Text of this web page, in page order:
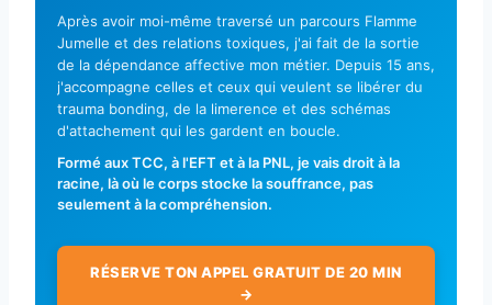
Après avoir moi-même traversé un parcours Flamme
Jumelle et des relations toxiques, j'ai fait de la sortie
de la dépendance affective mon métier. Depuis 15 ans,
j'accompagne celles et ceux qui veulent se libérer du
trauma bonding, de la limerence et des schémas
d'attachement qui les gardent en boucle.
Formé aux TCC, à l'EFT et à la PNL, je vais droit à la
racine, là où le corps stocke la souffrance, pas
seulement à la compréhension.
RÉSERVE TON APPEL GRATUIT DE 20 MIN
→